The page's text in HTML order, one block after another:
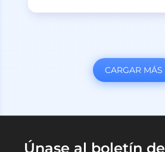
CARGAR MÁS
Únase al boletín de